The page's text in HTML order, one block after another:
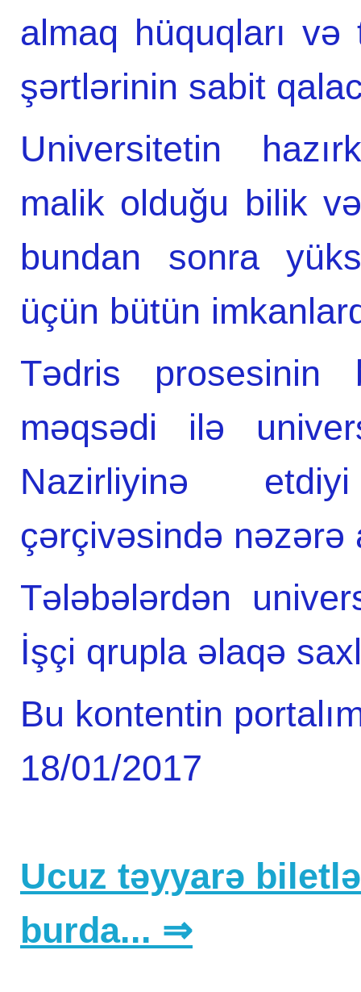
almaq hüquqları
şərtlərinin sabit
Universitetin
malik olduğu bilik
bundan sonra
üçün bütün
Tədris prosesinin
məqsədi ilə
Nazirliyinə
çərçivəsində nəzərə
Tələbələrdən
İşçi qrupla əlaqə
Bu kontentin
18/01/2017
Ucuz təyyarə
burda... ⇒